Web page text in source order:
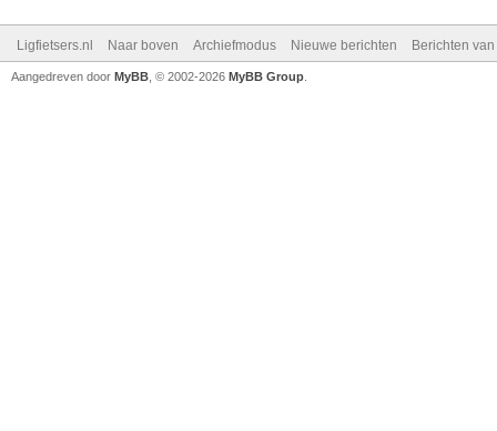
Ligfietsers.nl Naar boven Archiefmodus Nieuwe berichten Berichten
Aangedreven door MyBB , © 2002-2026 MyBB Group